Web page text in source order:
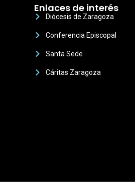
Enlaces de interés
Diócesis de Zaragoza
Conferencia Episcopal
Santa Sede
Cáritas Zaragoza